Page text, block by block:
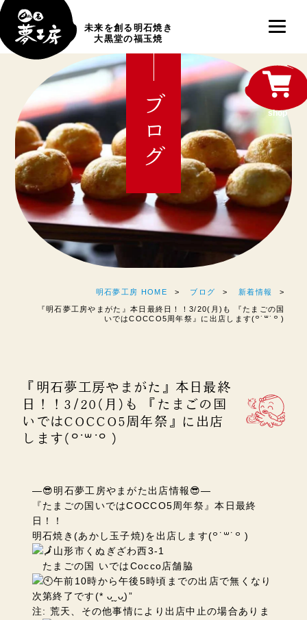
未来を創る明石焼き
大黒堂の福玉焼
ブログ
明石夢工房 HOME ブログ 新着情報
『明石夢工房やまがた』本日最終日！！3/20(月)も 『たまごの国
いではCOCCO5周年祭』に出店します(꒪˙꒳˙꒪ )
『明石夢工房やまがた』本日最終
日！！3/20(月)も 『たまごの国
いではCOCCO5周年祭』に出店
します(꒪˙꒳˙꒪ )
―😎明石夢工房やまがた出店情報😎―
『たまごの国いではCOCCO5周年祭』本日最終
日！！
明石焼き(あかし玉子焼)を出店します(꒪˙꒳˙꒪ )
山形市くぬぎざわ西3-1
たまごの国 いではCocco店舗脇
午前10時から午後5時頃までの出店で無くなり
次第終了です(* ᴗ͈ˬᴗ͈)”
注: 荒天、その他事情により出店中止の場合ありま
shop